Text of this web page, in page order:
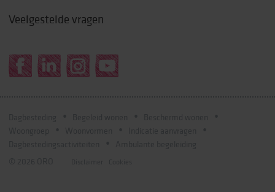
Veelgestelde vragen